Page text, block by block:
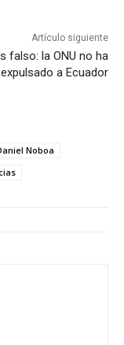
Artículo siguiente
falso: la ONU no ha
expulsado a Ecuador
Noboa